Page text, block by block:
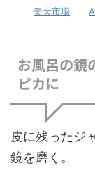
楽天市場
お風呂の鏡
ピカに
皮に残ったジ
鏡を磨く。